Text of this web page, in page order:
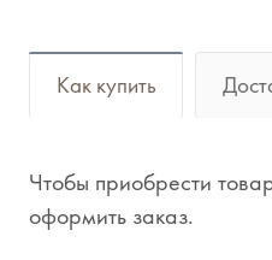
Как купить
Чтобы приобрести
оформить заказ.